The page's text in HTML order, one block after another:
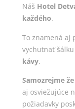
Náš Hotel
každého.
To znamená aj
vychutnať
kávy.
Samozrejme
aj osviežujúce
požiadavky